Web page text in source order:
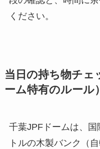
ください。
当日の持ち物チェ
ーム特有のルール）
千葉JPFドームは、
トルの木製バンク（